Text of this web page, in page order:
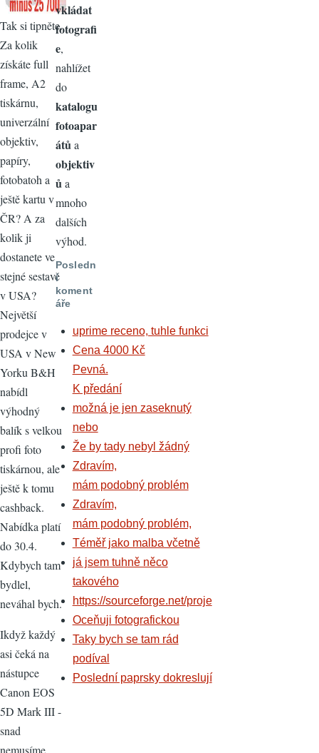
Tak si tipněte.
Za kolik
získáte full
frame, A2
tiskárnu,
univerzální
objektiv,
papíry,
fotobatoh a
ještě kartu v
ČR? A za
kolik ji
dostanete ve
stejné sestavě
v USA?
Největší
prodejce v
USA v New
Yorku B&H
nabídl
výhodný
balík s velkou
profi foto
tiskárnou, ale
ještě k tomu
cashback.
Nabídka platí
do 30.4.
Kdybych tam
bydlel,
neváhal bych.
Ikdyž každý
asi čeká na
nástupce
Canon EOS
5D Mark III -
snad
nemusíme
vkládat
fotografi
e,
nahlížet
do
katalogu
fotoapar
átů a
objektiv
ů a
mnoho
dalších
výhod.
Posledn
í
koment
áře
uprime receno, tuhle funkci
Cena 4000 Kč
Pevná.
K předání
možná je jen zaseknutý
nebo
Že by tady nebyl žádný
Zdravím,
mám podobný problém
Zdravím,
mám podobný problém,
Téměř jako malba včetně
já jsem tuhně něco
takového
https://sourceforge.net/proje
Oceňuji fotografickou
Taky bych se tam rád
podíval
Poslední paprsky dokreslují